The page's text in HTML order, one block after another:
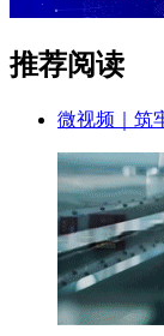
推荐阅读
微视频｜筑